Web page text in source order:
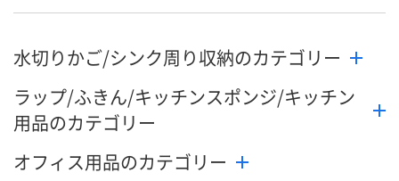
水切りかご/シンク周り収納のカテゴリー
ラップ/ふきん/キッチンスポンジ/キッチン
用品のカテゴリー
オフィス用品のカテゴリー